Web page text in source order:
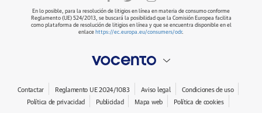
En lo posible, para la resolución de litigios en línea en materia de consumo conforme
Reglamento (UE) 524/2013, se buscará la posibilidad que la Comisión Europea facilita
como plataforma de resolución de litigios en línea y que se encuentra disponible en el
enlace https://ec.europa.eu/consumers/odr.
Contactar Reglamento UE 2024/1083 Aviso legal
Condiciones de uso
Política de privacidad
Publicidad Mapa web Política de cookies